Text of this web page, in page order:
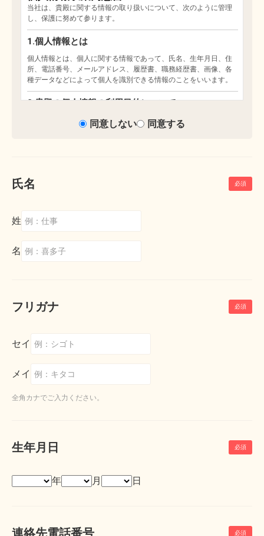
同意しない 同意する
氏名
姓
名
フリガナ
セイ
メイ
全角カナでご入力ください。
生年月日
年 月 日
連絡先電話番号